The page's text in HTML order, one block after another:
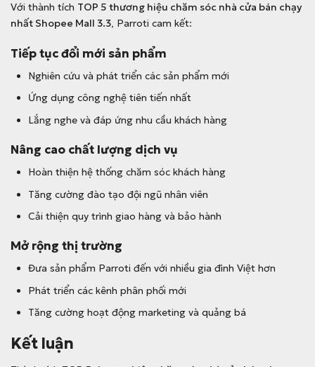
Với thành tích TOP 5 thương hiệu chăm sóc nhà cửa bán chạy
nhất Shopee Mall 3.3, Parroti cam kết:
Tiếp tục đổi mới sản phẩm
Nghiên cứu và phát triển các sản phẩm mới
Ứng dụng công nghệ tiên tiến nhất
Lắng nghe và đáp ứng nhu cầu khách hàng
Nâng cao chất lượng dịch vụ
Hoàn thiện hệ thống chăm sóc khách hàng
Tăng cường đào tạo đội ngũ nhân viên
Cải thiện quy trình giao hàng và bảo hành
Mở rộng thị trường
Đưa sản phẩm Parroti đến với nhiều gia đình Việt hơn
Phát triển các kênh phân phối mới
Tăng cường hoạt động marketing và quảng bá
Kết luận